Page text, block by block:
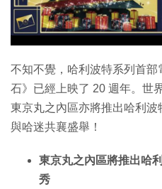
不知不覺，哈利波特系列首
石》已經上映了 20 週年。世
東京丸之內區亦將推出哈利波
與哈迷共襄盛舉！
東京丸之內區將推出哈
秀